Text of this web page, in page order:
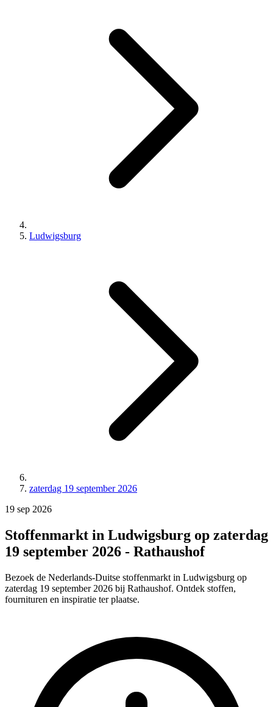
Ludwigsburg
zaterdag 19 september 2026
19 sep 2026
Stoffenmarkt in Ludwigsburg op zaterdag
19 september 2026 - Rathaushof
Bezoek de Nederlands-Duitse stoffenmarkt in Ludwigsburg op
zaterdag 19 september 2026 bij Rathaushof. Ontdek stoffen,
fournituren en inspiratie ter plaatse.